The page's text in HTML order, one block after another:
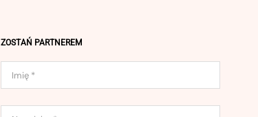
ZOSTAŃ PARTNEREM